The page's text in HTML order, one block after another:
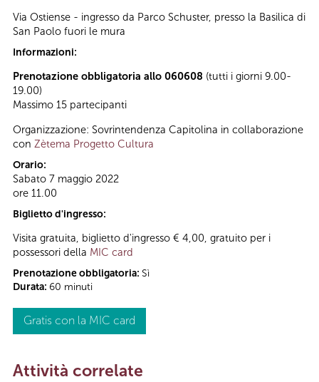
Via Ostiense - ingresso da Parco Schuster, presso la Basilica di
San Paolo fuori le mura
Informazioni:
Prenotazione obbligatoria allo 060608 (tutti i giorni 9.00-
19.00)
Massimo 15 partecipanti
Organizzazione: Sovrintendenza Capitolina in collaborazione
con Zètema Progetto Cultura
Orario:
Sabato 7 maggio 2022
ore 11.00
Biglietto d'ingresso:
Visita gratuita, biglietto d'ingresso € 4,00, gratuito per i
possessori della MIC card
Prenotazione obbligatoria: Sì
Durata: 60 minuti
Gratis con la MIC card
Attività correlate